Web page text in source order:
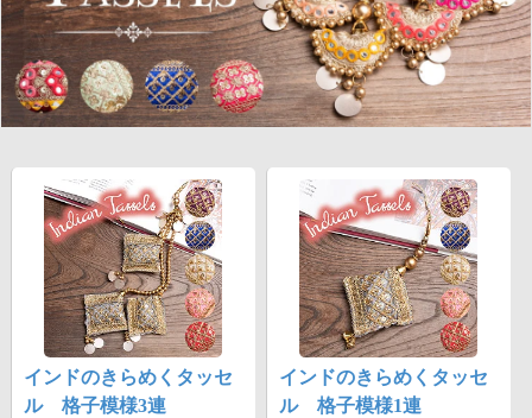
インドのきらめくタッセ
ル 格子模様3連
インドのきらめくタッセ
ル 格子模様1連